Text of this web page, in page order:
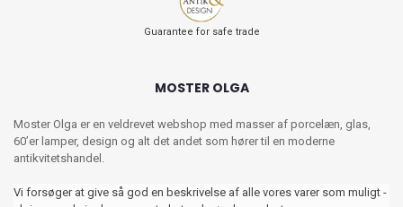
Guarantee for safe trade
MOSTER OLGA
Moster Olga er en veldrevet webshop med masser af porcelæn, glas,
60’er lamper, design og alt det andet som hører til en moderne
antikvitetshandel.
Vi forsøger at give så god en beskrivelse af alle vores varer som muligt -